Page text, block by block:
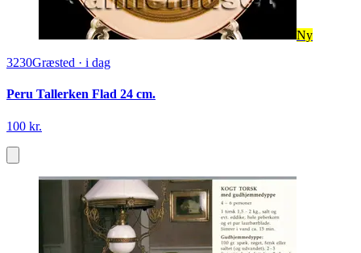
Ny
3230Græsted · i dag
Peru Tallerken Flad 24 cm.
100 kr.